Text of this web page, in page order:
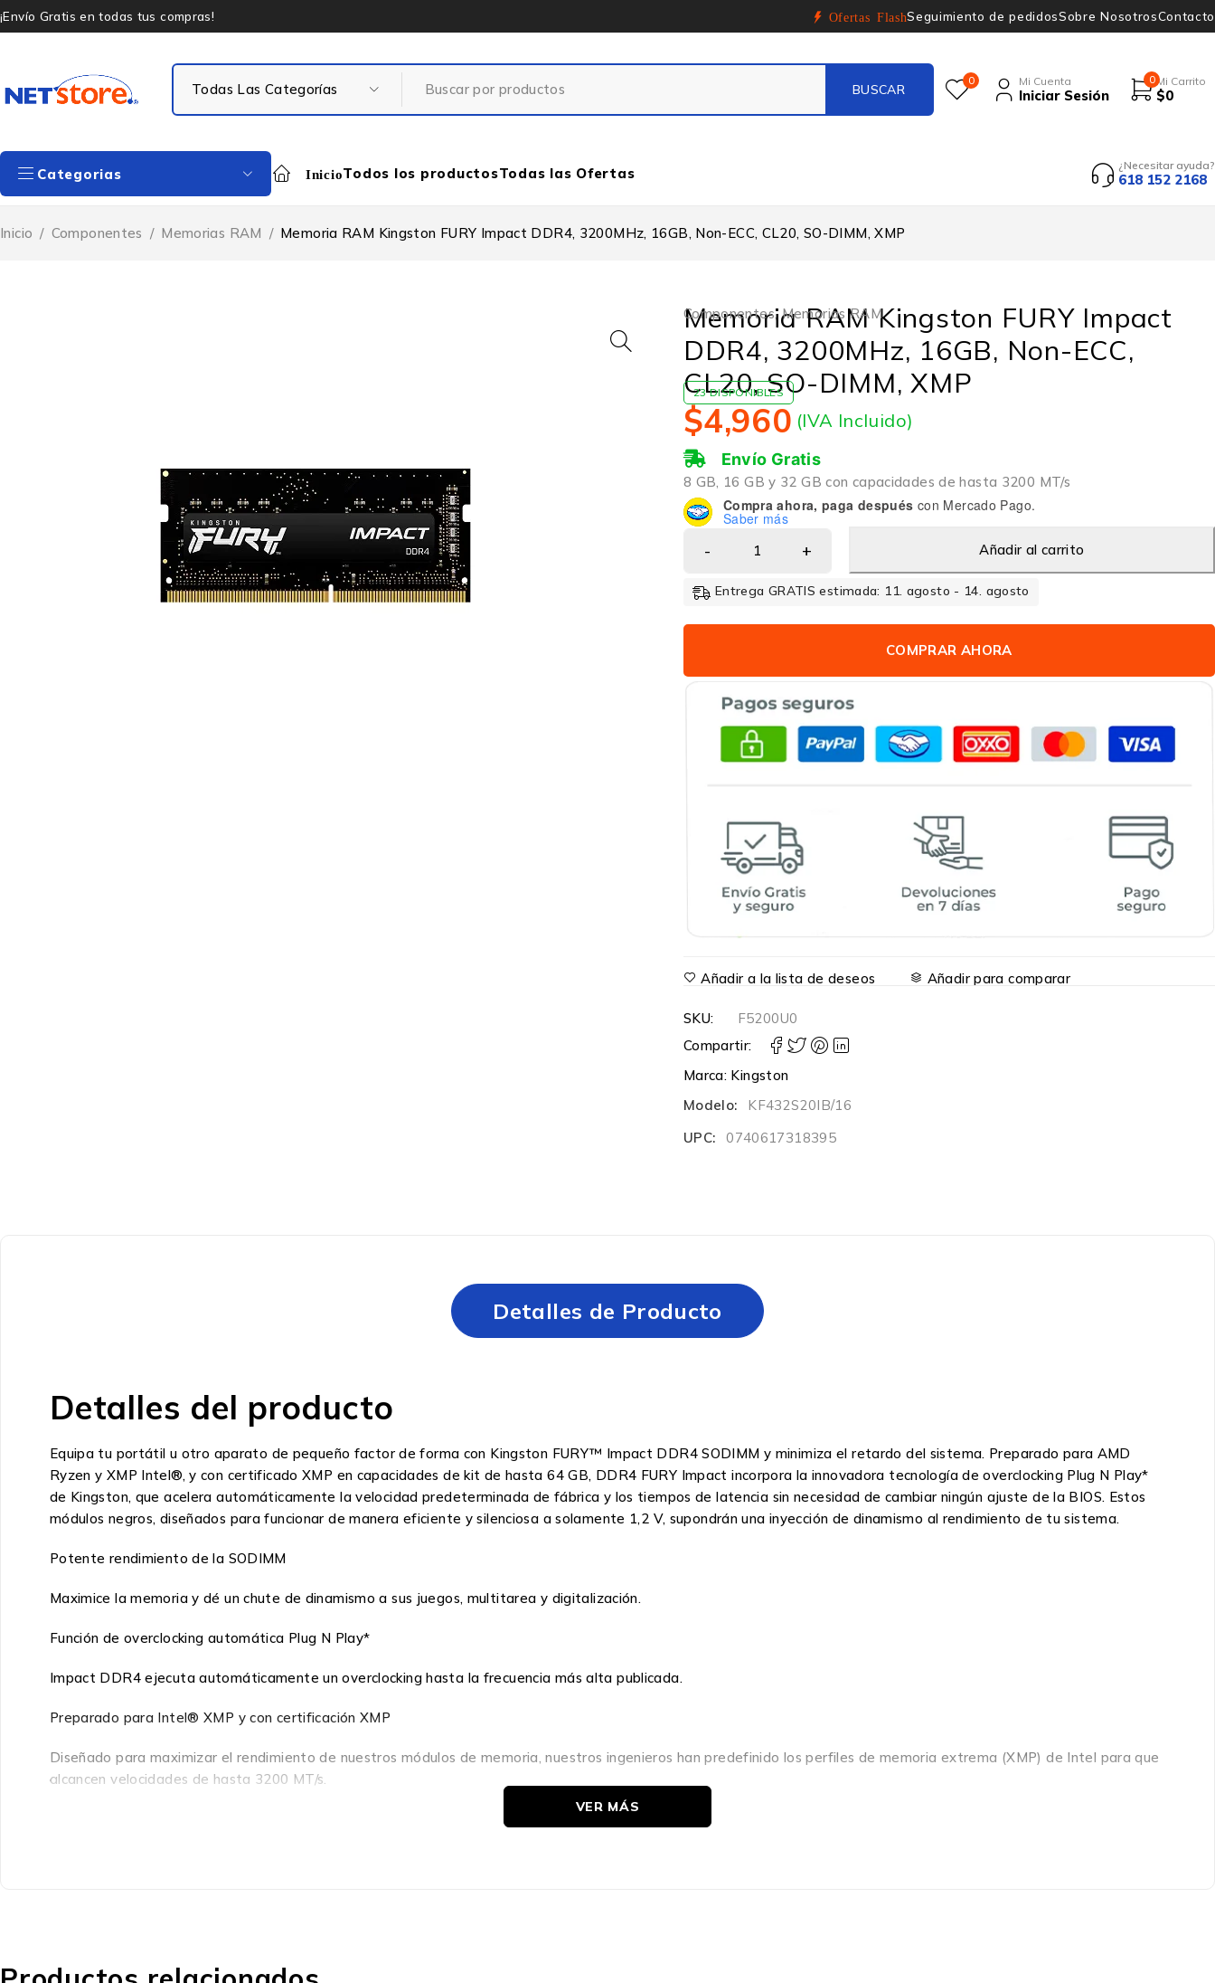
¡Envío Gratis en todas tus compras! Ofertas FlashSeguimiento de pedidosSobre NosotrosContacto
0 Mi Cuenta
Iniciar Sesión
0 Mi Carrito
$0
Categorias InicioTodos los productosTodas las Ofertas ¿Necesitar ayuda?
618 152 2168
Inicio / Componentes / Memorias RAM / Memoria RAM Kingston FURY Impact DDR4, 3200MHz, 16GB, Non-ECC, CL20, SO-DIMM, XMP
Componentes,Memorias RAM
Memoria RAM Kingston FURY Impact
DDR4, 3200MHz, 16GB, Non-ECC,
CL20, SO-DIMM, XMP
23 DISPONIBLES
$4,960 (IVA Incluido)
Envío Gratis
8 GB, 16 GB y 32 GB con capacidades de hasta 3200 MT/s
Compra ahora, paga después con Mercado Pago.
Saber más
Añadir al carrito
Entrega GRATIS estimada: 11. agosto - 14. agosto
COMPRAR AHORA
Añadir a la lista de deseos Añadir para comparar
SKU:
F5200U0
Compartir:
Marca: Kingston
Modelo:
KF432S20IB/16
UPC:
0740617318395
Detalles de Producto
Detalles del producto
Equipa tu portátil u otro aparato de pequeño factor de forma con Kingston FURY™ Impact DDR4 SODIMM y minimiza el retardo del sistema. Preparado para AMD
Ryzen y XMP Intel®, y con certificado XMP en capacidades de kit de hasta 64 GB, DDR4 FURY Impact incorpora la innovadora tecnología de overclocking Plug N Play*
de Kingston, que acelera automáticamente la velocidad predeterminada de fábrica y los tiempos de latencia sin necesidad de cambiar ningún ajuste de la BIOS. Estos
módulos negros, diseñados para funcionar de manera eficiente y silenciosa a solamente 1,2 V, supondrán una inyección de dinamismo al rendimiento de tu sistema.
Potente rendimiento de la SODIMM
Maximice la memoria y dé un chute de dinamismo a sus juegos, multitarea y digitalización.
Función de overclocking automática Plug N Play*
Impact DDR4 ejecuta automáticamente un overclocking hasta la frecuencia más alta publicada.
Preparado para Intel® XMP y con certificación XMP
Diseñado para maximizar el rendimiento de nuestros módulos de memoria, nuestros ingenieros han predefinido los perfiles de memoria extrema (XMP) de Intel para que
alcancen velocidades de hasta 3200 MT/s.
VER MÁS